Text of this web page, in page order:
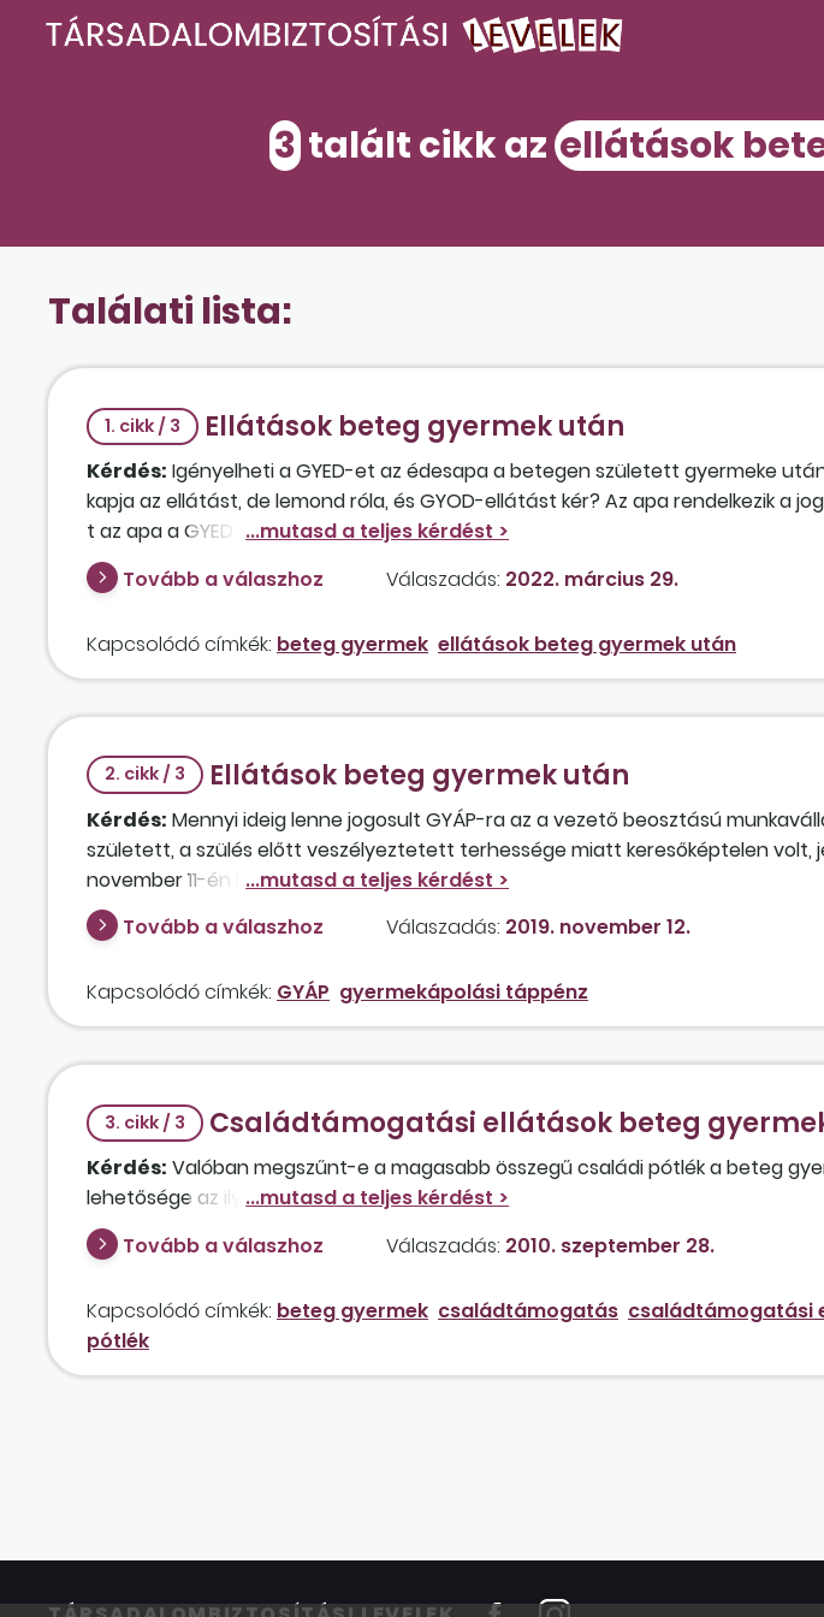
3 talált cikk az ellátások
Találati lista:
1. cikk / 3 Ellátások beteg gyermek után
Kérdés: Igényelheti a GYED-et az édesapa a betegen született gyermeke
kapja az ellátást, de lemond róla, és GYOD-ellátást kér? Az apa rendelkezik a
t az apa a GYED lejárta után?
Tovább a válaszhoz
Válaszadás: 2022. március 29.
Kapcsolódó címkék: beteg gyermek ellátások beteg gyermek után
2. cikk / 3 Ellátások beteg gyermek után
Kérdés: Mennyi ideig lenne jogosult GYÁP-ra az a vezető beosztású
született, a szülés előtt veszélyeztetett terhessége miatt keresőképtelen volt,
november 11-én lejár, és ezután a gyermek betegségére tekintettel a
állományba venné? Köteles ebben az esetben GYED-et igényelni az anya,
havi munkabére 950 000 forint?
Tovább a válaszhoz Válaszadás: 2019. november 12.
Kapcsolódó címkék: GYÁP gyermekápolási táppénz
3. cikk / 3 Családtámogatási ellátások beteg
Kérdés: Valóban megszűnt-e a magasabb összegű családi pótlék a beteg
lehetősége az ilyen gyermekeket nevelő családoknak?
Tovább a válaszhoz
Válaszadás: 2010. szeptember 28.
Kapcsolódó címkék: beteg gyermek családtámogatás családtámogatási
pótlék